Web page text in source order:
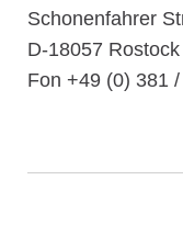
Schonenfahrer
D-18057 Rostock
Fon +49 (0) 381